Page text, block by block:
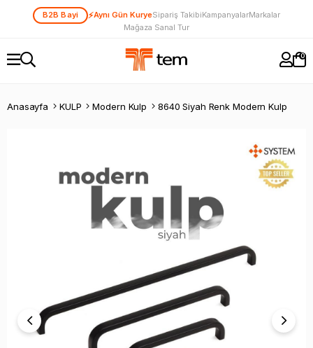
B2B Bayi ⚡Aynı Gün KuryeSipariş TakibiKampanyalarMarkalar
Mağaza Sanal Tur
0
Anasayfa KULP Modern Kulp 8640 Siyah Renk Modern Kulp